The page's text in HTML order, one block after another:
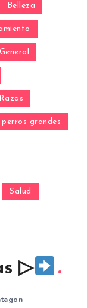
Belleza
General
Razas
perros grandes
Salud
▷